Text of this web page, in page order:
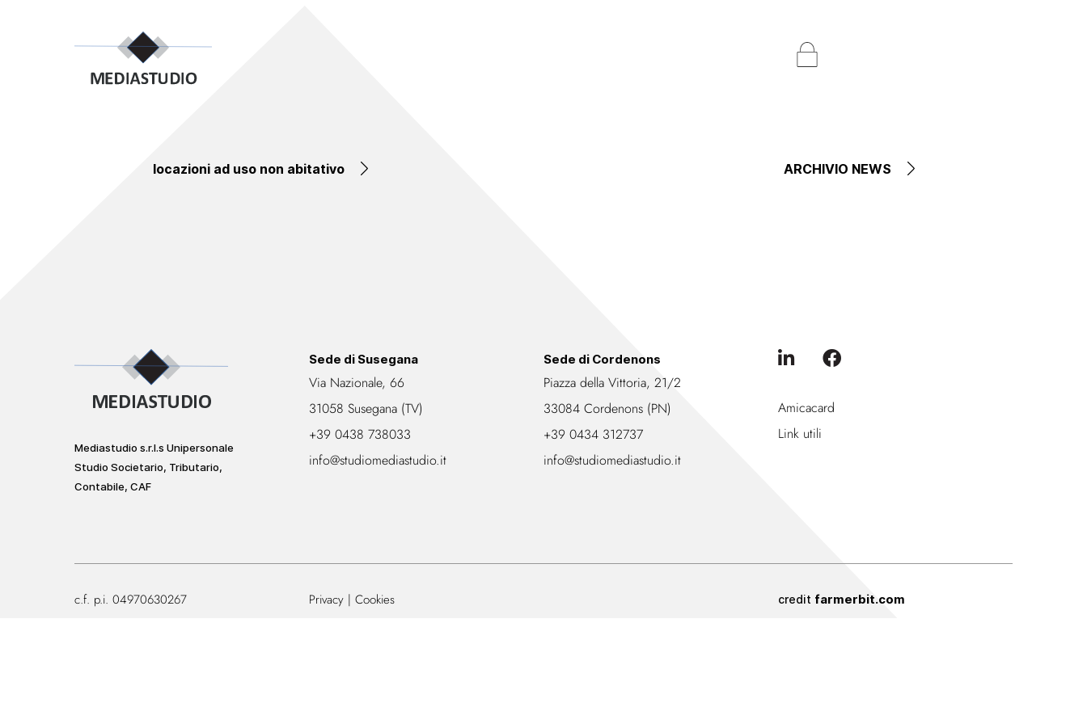
locazioni ad uso non abitativo ARCHIVIO NEWS
Mediastudio s.r.l.s Unipersonale
Studio Societario, Tributario,
Contabile, CAF
Sede di Susegana
Via Nazionale, 66
31058 Susegana (TV)
+39 0438 738033
info@studiomediastudio.it
Sede di Cordenons
Piazza della Vittoria, 21/2
33084 Cordenons (PN)
+39 0434 312737
info@studiomediastudio.it
Amicacard
Link utili
c.f. p.i. 04970630267 Privacy Cookies credit farmerbit.com